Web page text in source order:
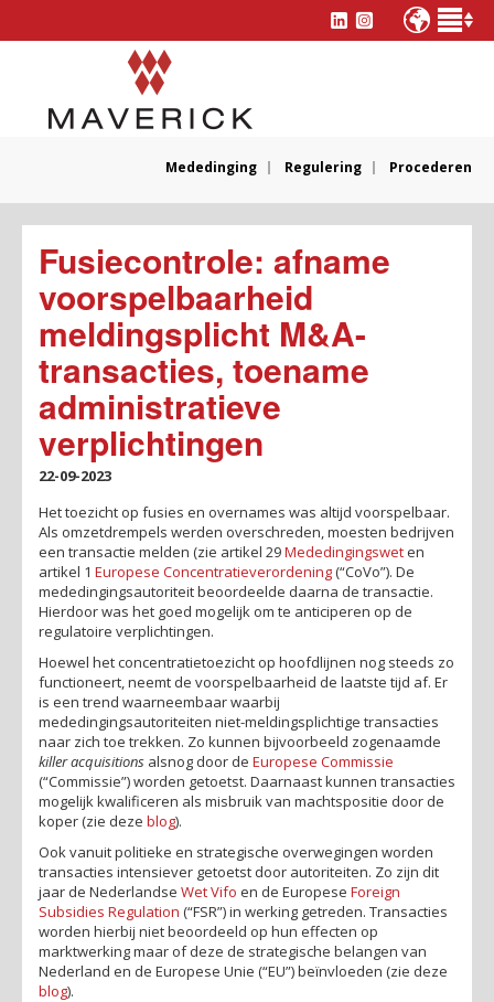
Mededinging Regulering Procederen
Fusiecontrole: afname
voorspelbaarheid
meldingsplicht M&A-
transacties, toename
administratieve
verplichtingen
22-09-2023
Het toezicht op fusies en overnames was altijd voorspelbaar.
Als omzetdrempels werden overschreden, moesten bedrijven
een transactie melden (zie artikel 29Mededingingsweten
artikel 1 Europese Concentratieverordening(“CoVo”). De
mededingingsautoriteit beoordeelde daarna de transactie.
Hierdoor was het goed mogelijk om te anticiperen op de
regulatoire verplichtingen.
Hoewel het concentratietoezicht op hoofdlijnen nog steeds zo
functioneert, neemt de voorspelbaarheid de laatste tijd af. Er
is een trend waarneembaar waarbij
mededingingsautoriteiten niet-meldingsplichtige transacties
naar zich toe trekken. Zo kunnen bijvoorbeeld zogenaamde
killer acquisitions alsnog door de Europese Commissie
(“Commissie”) worden getoetst. Daarnaast kunnen transacties
mogelijk kwalificeren als misbruik van machtspositie door de
koper (zie deze blog).
Ook vanuit politieke en strategische overwegingen worden
transacties intensiever getoetst door autoriteiten. Zo zijn dit
jaar de Nederlandse Wet Vifo en de Europese Foreign
Subsidies Regulation (“FSR”) in werking getreden. Transacties
worden hierbij niet beoordeeld op hun effecten op
marktwerking maar of deze de strategische belangen van
Nederland en de Europese Unie (“EU”) beïnvloeden (zie deze
blog).